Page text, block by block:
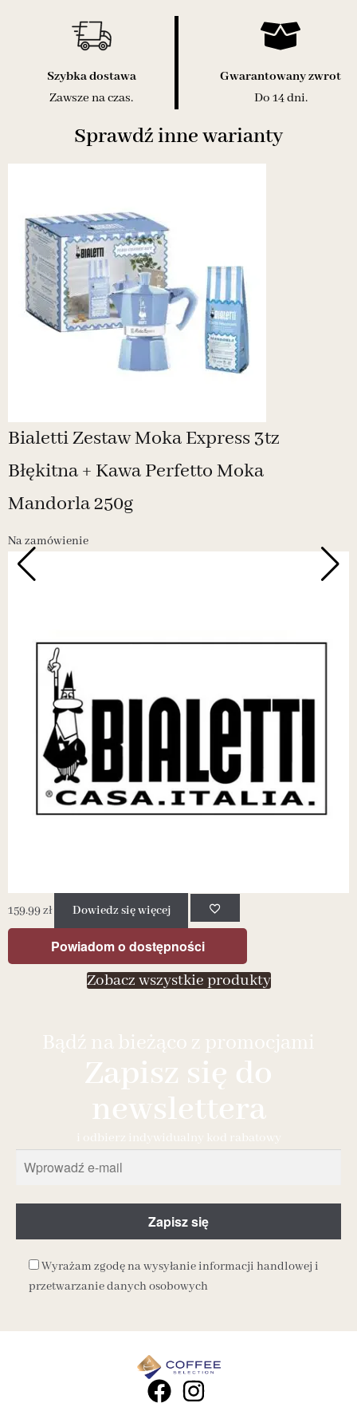
Szybka dostawa
Zawsze na czas.
Gwarantowany zwrot
Do 14 dni.
Sprawdź inne warianty
Bialetti Zestaw Moka Express 3tz
Błękitna + Kawa Perfetto Moka
Mandorla 250g
Na zamówienie
159.99zł Dowiedz się więcej
Powiadom o dostępności
Zobacz wszystkie produkty
Bądź na bieżąco z promocjami
Zapisz się do
newslettera
i odbierz indywidualny kod rabatowy
Wyrażam zgodę na wysyłanie informacji handlowej i
przetwarzanie danych osobowych